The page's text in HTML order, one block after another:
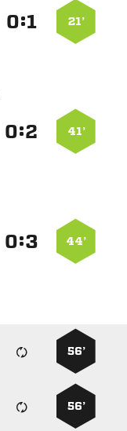
21’
:
41’
:
44’
:
56’
56’